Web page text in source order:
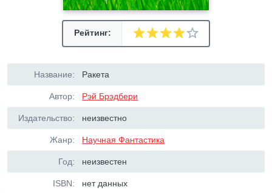
Рейтинг:
Название: Ракета
Автор: Рэй Брэдбери
Издательство: неизвестно
Жанр: Научная Фантастика
Год: неизвестен
ISBN: нет данных